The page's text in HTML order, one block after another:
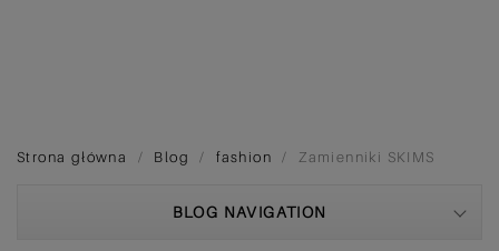
Strona główna Blog fashion Zamienniki SKIMS
BLOG NAVIGATION